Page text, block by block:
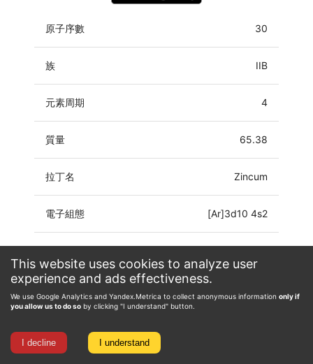
This website uses cookies to analyze user
experience and ads effectiveness.
We use Google Analytics and Yandex.Metrica to collect anonymous information only if
you allow us to do so by clicking "I understand" button.
I decline I understand
原子序數 30
族 IIB
元素周期 4
質量 65.38
拉丁名 Zincum
電子組態 [Ar]3d10 4s2